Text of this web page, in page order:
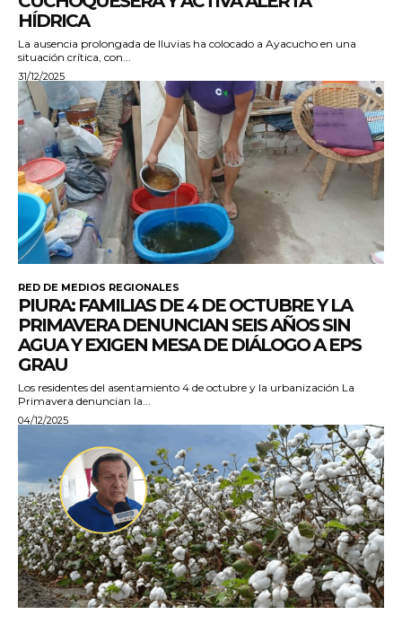
HÍDRICA
La ausencia prolongada de lluvias ha colocado a Ayacucho en una
situación crítica, con...
31/12/2025
RED DE MEDIOS REGIONALES
PIURA: FAMILIAS DE 4 DE OCTUBRE Y LA
PRIMAVERA DENUNCIAN SEIS AÑOS SIN
AGUA Y EXIGEN MESA DE DIÁLOGO A EPS
GRAU
Los residentes del asentamiento 4 de octubre y la urbanización La
Primavera denuncian la...
04/12/2025